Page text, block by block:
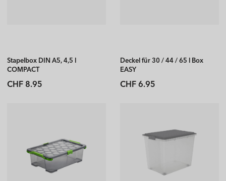
Stapelbox DIN A5, 4,5 l
COMPACT
Normaler
CHF 8.95
Deckel für 30 / 44 / 65 l Box
EASY
Normaler
CHF 6.95